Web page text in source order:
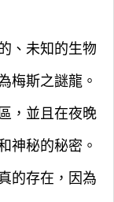
、未知的生物
梅斯之謎龍。
，並且在夜晚
神秘的秘密。
的存在，因為